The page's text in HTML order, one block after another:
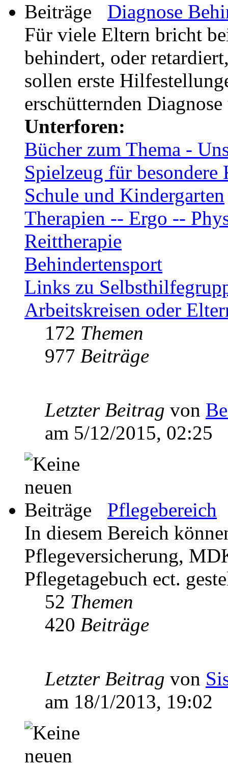
Diagnose
Für viele Eltern bricht
behindert, oder
sollen erste
erschütternden
Unterforen:
Bücher zum Thema -
Spielzeug für besondere
Schule und Kindergarten
Therapien -- Ergo --
Reittherapie
Behindertensport
Links zu
Arbeitskreisen oder
172 Themen
977 Beiträge
Letzter Beitrag von
am 5/12/2015, 02:25
Pflegebereich
In diesem Bereich
Pflegeversicherung,
Pflegetagebuch ect.
52 Themen
420 Beiträge
Letzter Beitrag von
am 18/1/2013, 19:02